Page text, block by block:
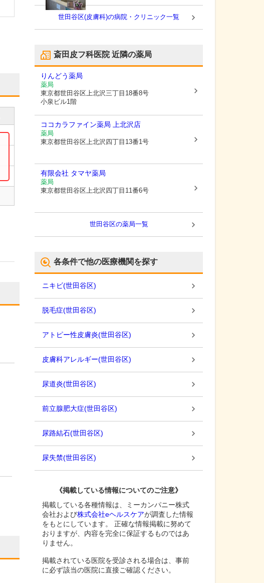
世田谷区(皮膚科)の病院・クリニック一覧
斎田皮フ科医院近隣の薬局
りんどう薬局
薬局
東京都世田谷区上北沢三丁目18番8号
小泉ビル1階
ココカラファイン薬局 上北沢店
薬局
東京都世田谷区上北沢四丁目13番1号
有限会社 タマヤ薬局
薬局
東京都世田谷区上北沢四丁目11番6号
世田谷区の薬局一覧
各条件で他の医療機関を探す
ニキビ(世田谷区)
脱毛症(世田谷区)
アトピー性皮膚炎(世田谷区)
皮膚科アレルギー(世田谷区)
尿道炎(世田谷区)
前立腺肥大症(世田谷区)
尿路結石(世田谷区)
尿失禁(世田谷区)
《掲載している情報についてのご注意》
掲載している各種情報は、ミーカンパニー株式
会社および株式会社eヘルスケアが調査した情報
をもとにしています。 正確な情報掲載に努めて
おりますが、内容を完全に保証するものではあ
りません。
掲載されている医院を受診される場合は、事前
に必ず該当の医院に直接ご確認ください。